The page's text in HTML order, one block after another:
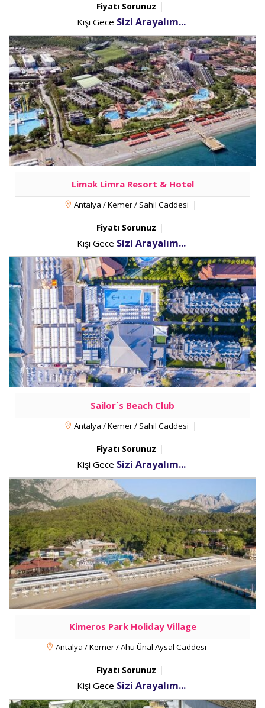
Fiyatı Sorunuz
Kişi Gece Sizi Arayalım...
Limak Limra Resort & Hotel
Antalya / Kemer / Sahil Caddesi
Fiyatı Sorunuz
Kişi Gece Sizi Arayalım...
Sailor`s Beach Club
Antalya / Kemer / Sahil Caddesi
Fiyatı Sorunuz
Kişi Gece Sizi Arayalım...
Kimeros Park Holiday Village
Antalya / Kemer / Ahu Ünal Aysal Caddesi
Fiyatı Sorunuz
Kişi Gece Sizi Arayalım...